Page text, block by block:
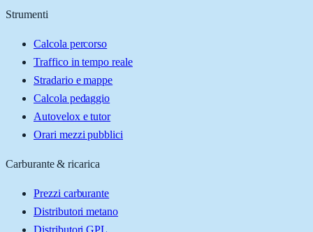
Strumenti
Calcola percorso
Traffico in tempo reale
Stradario e mappe
Calcola pedaggio
Autovelox e tutor
Orari mezzi pubblici
Carburante & ricarica
Prezzi carburante
Distributori metano